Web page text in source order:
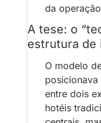
da
A tese: o
estrutura de
O modelo
entre dois
hotéis